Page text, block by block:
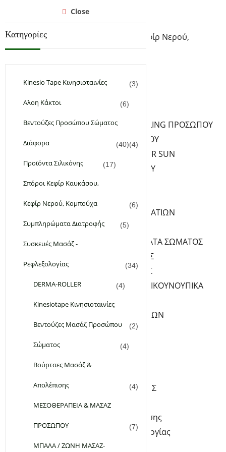
Σπόροι Κεφίρ Καυκάσου, Κεφίρ Νερού,
Φυτικά & Αιθέρια Έλαια
ΦΡΟΝΤΙΔΑ ΠΡΟΣΩΠΟΥ
ΚΑΘΑΡΙΣΜΟΣ PEELING ΠΡΟΣΩΠΟΥ
ΚΡΕΜΕΣ ΠΡΟΣΩΠΟΥ
ΑΝΤΗΛΙΑΚΑ – AFTER SUN
SERUM ΠΡΟΣΩΠΟΥ
ΦΡΟΝΤΙΔΑ ΧΕΙΛΙΩΝ
ΦΡΟΝΤΙΔΑ ΜΑΤΙΩΝ
ΚΡΕΜΕΣ-SERUM ΜΑΤΙΩΝ
ΦΡΟΝΤΙΔΑ ΣΩΜΑΤΟΣ
ΛΑΔΙΑ-ΓΑΛΑΚΤΩΜΑΤΑ ΣΩΜΑΤΟΣ
PEELING ΣΩΜΑΤΟΣ
ΚΡΕΜΕΣ ΣΩΜΑΤΟΣ
ΑΠΟΣΜΗΤΙΚΑ-ΑΝΤΙΚΟΥΝΟΥΠΙΚΑ
ΥΓΡΑ ΣΑΠΟΥΝΙΑ
ΦΡΟΝΤΙΔΑ ΧΕΡΙΩΝ-ΝΥΧΙΩΝ
SERUM ΝΥΧΙΩΝ
ΚΡΕΜΕΣ ΧΕΡΙΩΝ
ΑΛΑΤΑ – ΑΡΓΙΛΟΙ-ΣΚΟΝΕΣ
Kinesiotape Κινησιοταινίες
Βούρτσες Μασάζ & Απολέπισης
Συσκευές Μασάζ – Ρεφλεξολογίας
DERMA-ROLLER
Close
Κατηγορίες
Kinesio Tape Κινησιοταινίες (3)
Αλοη Κάκτοι (6)
Βεντούζες Προσώπου Σώματος
(4)
Διάφορα (40)
Προϊόντα Σιλικόνης (17)
Σπόροι Κεφίρ Καυκάσου,
Κεφίρ Νερού, Κομπούχα (6)
Συμπληρώματα Διατροφής (5)
Συσκευές Μασάζ -
Ρεφλεξολογίας (34)
DERMA-ROLLER (4)
Kinesiotape Κινησιοταινίες
(2)
Βεντούζες Μασάζ Προσώπου
Σώματος (4)
Βούρτσες Μασάζ &
Απολέπισης (4)
ΜΕΣΟΘΕΡΑΠΕΙΑ & ΜΑΣΑΖ
ΠΡΟΣΩΠΟΥ (7)
ΜΠΑΛΑ / ΖΩΝΗ ΜΑΣΑΖ-